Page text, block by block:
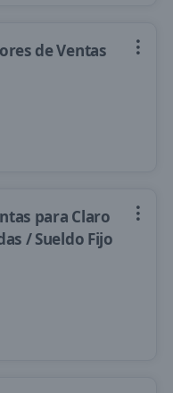
de Ventas
para Claro
/ Sueldo Fijo